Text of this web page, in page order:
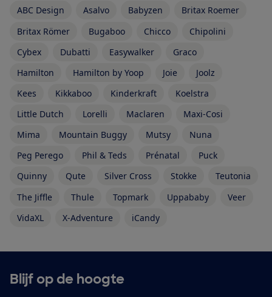
ABC Design Asalvo Babyzen
Britax Roemer
Britax Römer
Bugaboo Chicco
Chipolini
Cybex
Dubatti Easywalker
Graco
Hamilton
Hamilton by Yoop Joie
Joolz
Kees
Kikkaboo Kinderkraft
Koelstra
Little Dutch
Lorelli Maclaren
Maxi-Cosi
Mima
Mountain Buggy Mutsy
Nuna
Peg Perego
Phil & Teds Prénatal
Puck
Quinny
Qute Silver Cross Stokke
Teutonia
The Jiffle
Thule Topmark Uppababy
Veer
VidaXL
X-Adventure iCandy
Blijf op de hoogte